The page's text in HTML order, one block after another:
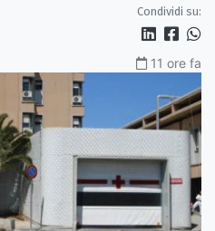
Condividi su:
11 ore fa